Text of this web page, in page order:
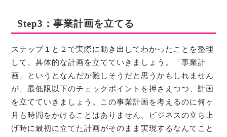
Step3：事業計画を立てる
ステップ１と２で実際に動き出してわかったことを整理
して、具体的な計画を立てていきましょう。「事業計
画」というとなんだか難しそうだと思うかもしれません
が、最低限以下のチェックポイントを押さえつつ、計画
を立てていきましょう。この事業計画を考えるのに何ヶ
月も時間をかけることはありません。ビジネスの立ち上
げ時に最初に立てた計画がそのまま実現するなんてこと